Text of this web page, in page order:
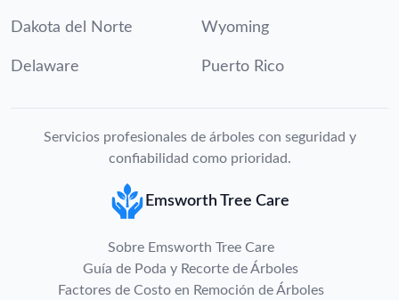
Dakota del Norte Wyoming
Delaware Puerto Rico
Servicios profesionales de árboles con seguridad y
confiabilidad como prioridad.
Emsworth Tree Care
Sobre Emsworth Tree Care
Guía de Poda y Recorte de Árboles
Factores de Costo en Remoción de Árboles